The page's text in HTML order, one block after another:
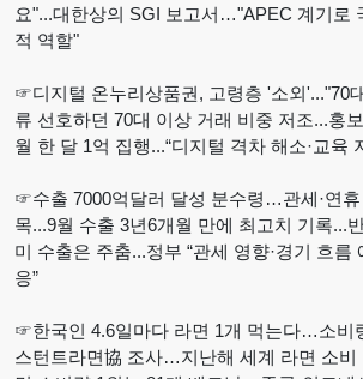
요"...대한상의 SGI 보고서…"APEC 계기로
적 역할"
☞디지털 온누리상품권, 고령층 '소외'..."70
류 선호하던 70대 이상 거래 비중 저조...홍
월 한 달 1억 집행...“디지털 격차 해소·교육
☞수출 7000억달러 달성 분수령…관세·연휴
목...9월 수출 3년6개월 만에 최고치 기록...
미 수출은 주춤...정부 “관세 영향·경기 흐름
응”
☞한국인 4.6일마다 라면 1개 먹는다…소비
스턴트라면協 조사…지난해 세계 라면 소비